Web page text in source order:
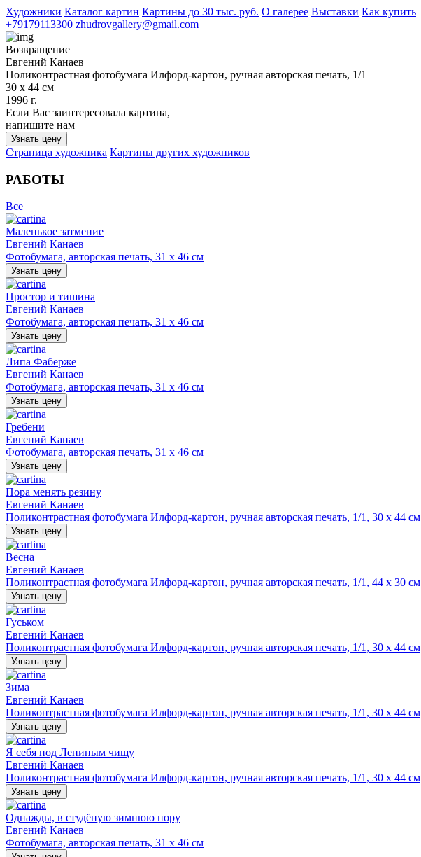
Художники Каталог картин Картины до 30 тыс. руб. О галерее Выставки Как купить
+79179113300 zhudrovgallery@gmail.com
Возвращение
Евгений Канаев
Поликонтрастная фотобумага Илфорд-картон, ручная авторская печать, 1/1
30 х 44 см
1996 г.
Если Вас заинтересовала картина,
напишите нам
Узнать цену
Страница художника Картины других художников
РАБОТЫ
Все
Маленькое затмение
Евгений Канаев
Фотобумага, авторская печать, 31 х 46 см
Узнать цену
Простор и тишина
Евгений Канаев
Фотобумага, авторская печать, 31 х 46 см
Узнать цену
Липа Фаберже
Евгений Канаев
Фотобумага, авторская печать, 31 х 46 см
Узнать цену
Гребени
Евгений Канаев
Фотобумага, авторская печать, 31 х 46 см
Узнать цену
Пора менять резину
Евгений Канаев
Поликонтрастная фотобумага Илфорд-картон, ручная авторская печать, 1/1, 30 х 44 см
Узнать цену
Весна
Евгений Канаев
Поликонтрастная фотобумага Илфорд-картон, ручная авторская печать, 1/1, 44 х 30 см
Узнать цену
Гуськом
Евгений Канаев
Поликонтрастная фотобумага Илфорд-картон, ручная авторская печать, 1/1, 30 х 44 см
Узнать цену
Зима
Евгений Канаев
Поликонтрастная фотобумага Илфорд-картон, ручная авторская печать, 1/1, 30 х 44 см
Узнать цену
Я себя под Лениным чищу
Евгений Канаев
Поликонтрастная фотобумага Илфорд-картон, ручная авторская печать, 1/1, 30 х 44 см
Узнать цену
Однажды, в студёную зимнюю пору
Евгений Канаев
Фотобумага, авторская печать, 31 х 46 см